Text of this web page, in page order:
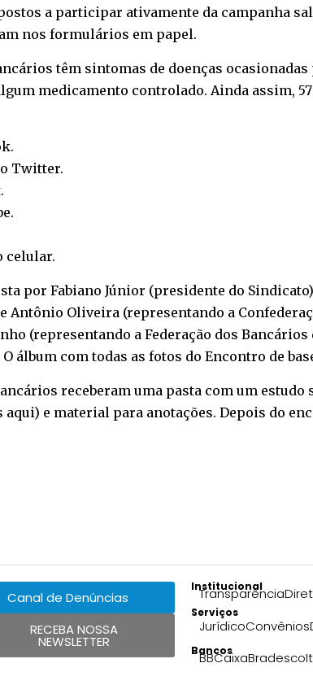
a participar ativamente da campanha
nos formulários em papel.
têm sintomas de doenças
medicamento controlado. Ainda assim,
.
Twitter.
.
.
celular.
por Fabiano Júnior (presidente do
Antônio Oliveira (representando a
(representando a Federação dos
álbum com todas as fotos do Encontro de
receberam uma pasta com um
aqui) e material para anotações. Depois do
Canal de Denúncias
RECEBA NOSSA
NEWSLETTER
Institucional
Transparência
Serviços
JurídicoConvênios
Bancos
BBCaixaBradesco